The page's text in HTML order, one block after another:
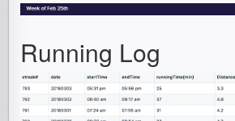
Running Log